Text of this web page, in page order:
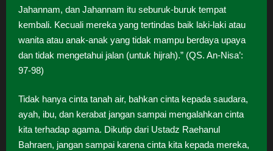
Jahannam, dan Jahannam itu seburuk-buruk tempat
kembali. Kecuali mereka yang tertindas baik laki-laki atau
wanita atau anak-anak yang tidak mampu berdaya upaya
dan tidak mengetahui jalan (untuk hijrah).” (QS. An-Nisa’:
97-98)
Tidak hanya cinta tanah air, bahkan cinta kepada saudara,
ayah, ibu, dan kerabat jangan sampai mengalahkan cinta
kita terhadap agama. Dikutip dari Ustadz Raehanul
Bahraen, jangan sampai karena cinta kita kepada mereka,